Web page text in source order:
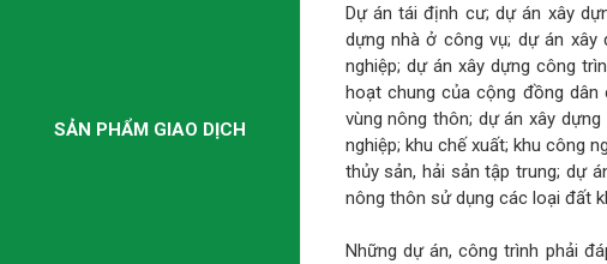
SẢN PHẨM GIAO DỊCH
Dự án tái định cư; dự án xây
dựng nhà ở công vụ; dự án
nghiệp; dự án xây dựng công
hoạt chung của cộng đồng
vùng nông thôn; dự án xây
nghiệp; khu chế xuất; khu công
thủy sản, hải sản tập trung; dự
nông thôn sử dụng các loại đất
Những dự án, công trình phải